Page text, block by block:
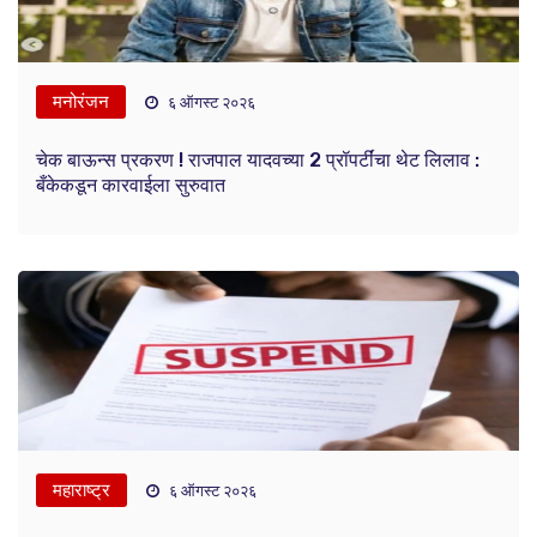
मनोरंजन ६ ऑगस्ट २०२६
चेक बाऊन्स प्रकरण ! राजपाल यादवच्या 2 प्रॉपर्टींचा थेट लिलाव :
बँकेकडून कारवाईला सुरुवात
महाराष्ट्र ६ ऑगस्ट २०२६